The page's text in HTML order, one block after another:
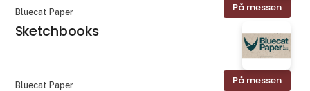
På messen
Bluecat Paper
Sketchbooks
På messen
Bluecat Paper